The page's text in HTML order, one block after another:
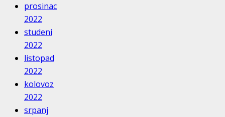
prosinac
2022
studeni
2022
listopad
2022
kolovoz
2022
srpanj